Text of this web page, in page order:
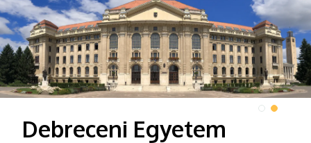
TOVÁBB A PROMÓCIÓRA